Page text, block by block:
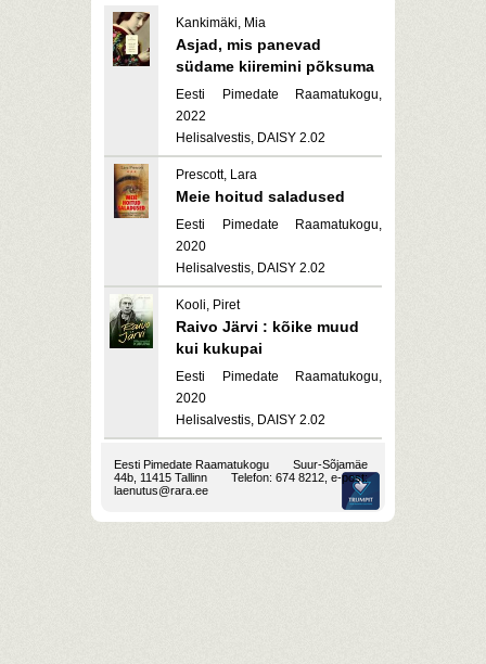
Kankimäki, Mia
Asjad, mis panevad
südame kiiremini põksuma
Eesti Pimedate Raamatukogu,
2022
Helisalvestis, DAISY 2.02
Prescott, Lara
Meie hoitud saladused
Eesti Pimedate Raamatukogu,
2020
Helisalvestis, DAISY 2.02
Kooli, Piret
Raivo Järvi : kõike muud
kui kukupai
Eesti Pimedate Raamatukogu,
2020
Helisalvestis, DAISY 2.02
Eesti Pimedate Raamatukogu
Suur-Sõjamäe
44b, 11415 Tallinn
Telefon: 674 8212, e-post:
laenutus@rara.ee